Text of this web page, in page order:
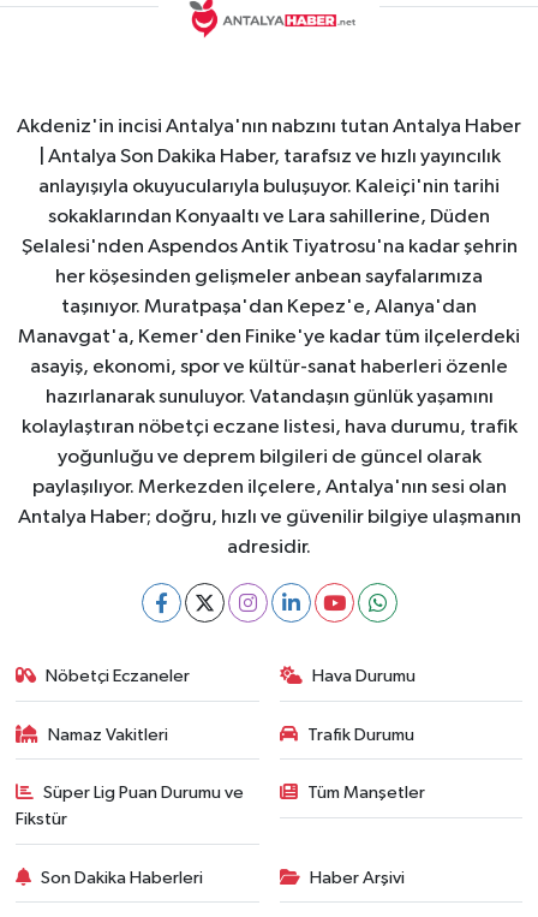
Akdeniz'in incisi Antalya'nın nabzını tutan Antalya Haber
| Antalya Son Dakika Haber, tarafsız ve hızlı yayıncılık
anlayışıyla okuyucularıyla buluşuyor. Kaleiçi'nin tarihi
sokaklarından Konyaaltı ve Lara sahillerine, Düden
Şelalesi'nden Aspendos Antik Tiyatrosu'na kadar şehrin
her köşesinden gelişmeler anbean sayfalarımıza
taşınıyor. Muratpaşa'dan Kepez'e, Alanya'dan
Manavgat'a, Kemer'den Finike'ye kadar tüm ilçelerdeki
asayiş, ekonomi, spor ve kültür-sanat haberleri özenle
hazırlanarak sunuluyor. Vatandaşın günlük yaşamını
kolaylaştıran nöbetçi eczane listesi, hava durumu, trafik
yoğunluğu ve deprem bilgileri de güncel olarak
paylaşılıyor. Merkezden ilçelere, Antalya'nın sesi olan
Antalya Haber; doğru, hızlı ve güvenilir bilgiye ulaşmanın
adresidir.
Nöbetçi Eczaneler Hava Durumu
Namaz Vakitleri Trafik Durumu
Süper Lig Puan Durumu ve
Fikstür
Tüm Manşetler
Son Dakika Haberleri Haber Arşivi